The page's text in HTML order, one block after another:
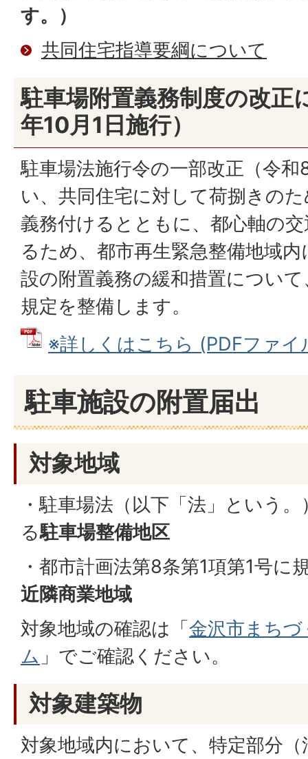
す。）
共同住宅指導要綱について
駐車場附置義務制度の改正
年10月1日施行）
駐車場法施行令の一部改正（令
い、共同住宅に対して荷捌きの
義務付けるとともに、都心軸の
るため、都市再生緊急整備地域
設の附置義務の緩和措置につい
規定を整備します。
※詳しくはこちら (PDFファイ
駐車施設の附置届出
対象地域
・駐車場法（以下「法」という
る駐車場整備地区
・都市計画法第8条第1項第1号に
近隣商業地域
対象地域の確認は「金沢市まち
ム 」でご確認ください。
対象建築物
対象地域内において、特定部分